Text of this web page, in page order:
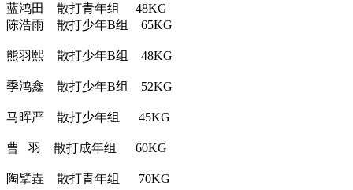
蓝鸿田 散打青年组 48KG
陈浩雨 散打少年B组 65KG
熊羽熙 散打少年B组 48KG
季鸿鑫 散打少年B组 52KG
马晖严 散打少年组 45KG
曹 羽 散打成年组 60KG
陶擘垚 散打青年组 70KG